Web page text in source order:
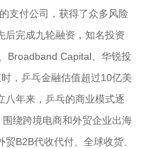
支付公司，获得了众多风险
后完成九轮融资，知名投资
Broadband Capital、华锐投
，乒乓金融估值超过10亿美
八年来，乒乓的商业模式逐
绕跨境电商和外贸企业出海
B2B代收代付、全球收货、